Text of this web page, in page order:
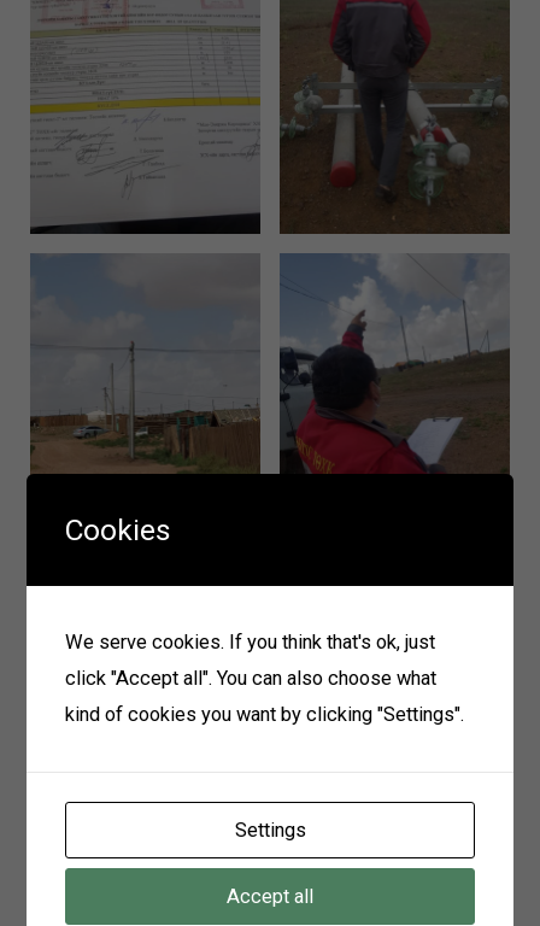
Cookies
We serve cookies. If you think that's ok, just
click "Accept all". You can also choose what
kind of cookies you want by clicking "Settings".
Settings
Accept all